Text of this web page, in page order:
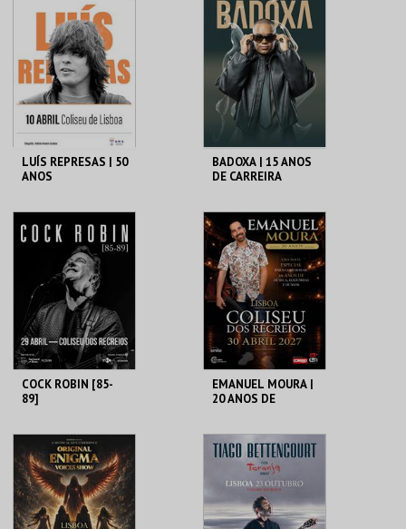
MAIS INFO
COMPRAR
MAIS INFO
COMPRAR
LUÍS REPRESAS | 50
ANOS
COLISEU DE LISBOA
MAIS INFO
COMPRAR
BADOXA | 15 ANOS
DE CARREIRA
COLISEU DE LISBOA
MAIS INFO
COMPRAR
COCK ROBIN [85-
89]
COLISEU DE LISBOA
MAIS INFO
EMANUEL MOURA |
20 ANOS DE
COLISEU DE LISBOA
MAIS INFO